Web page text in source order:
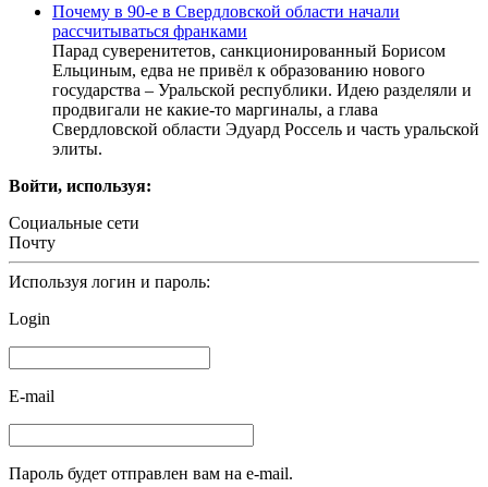
Почему в 90-е в Свердловской области начали
рассчитываться франками
Парад суверенитетов, санкционированный Борисом
Ельциным, едва не привёл к образованию нового
государства – Уральской республики. Идею разделяли и
продвигали не какие-то маргиналы, а глава
Свердловской области Эдуард Россель и часть уральской
элиты.
Войти, используя:
Социальные сети
Почту
Используя логин и пароль:
Login
E-mail
Пароль будет отправлен вам на e-mail.